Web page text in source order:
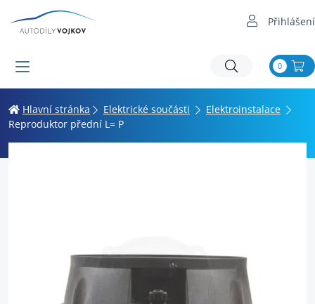
Přihlášení
0
Hlavní stránka Elektrické součásti
Elektroinstalace
Reproduktor přední L= P